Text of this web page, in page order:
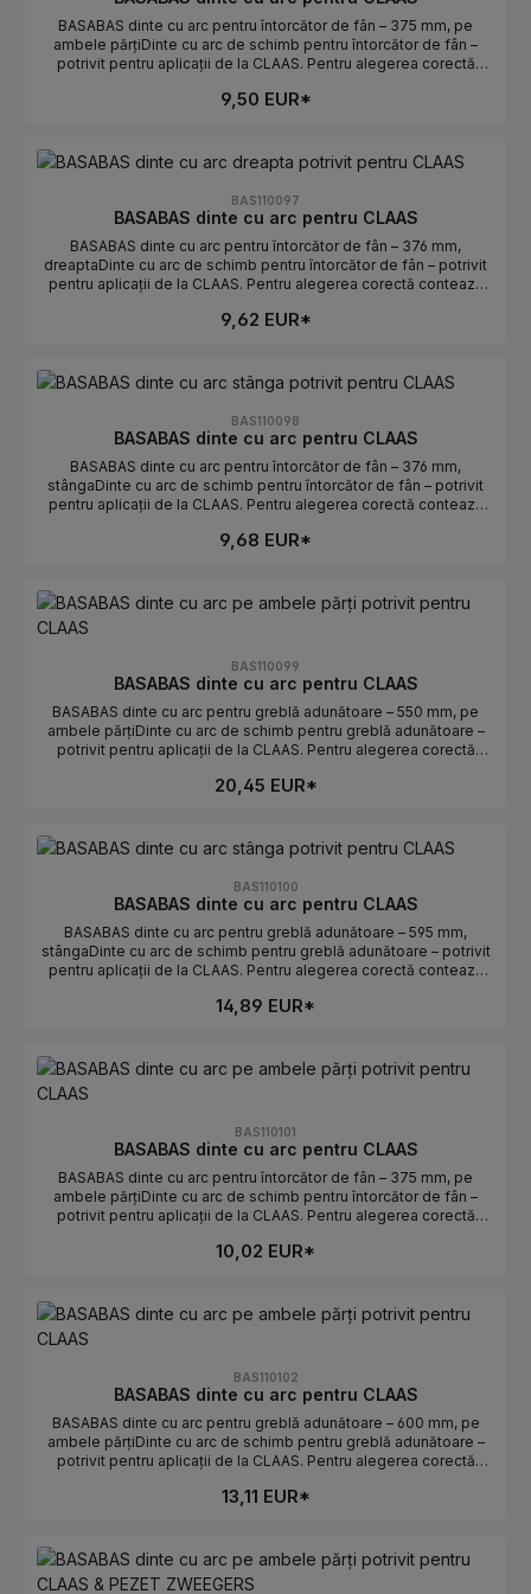
BASABAS dinte cu arc pentru întorcător de fân – 375 mm, pe
ambele părțiDinte cu arc de schimb pentru întorcător de fân –
potrivit pentru aplicații de la CLAAS. Pentru alegerea corectă
dinților uzați sau rupți.Date tehniceLungime: 375 mmOrientare: pe
curbura/orientarea trebuie să coincidă.Atenție stânga/dreapta: pe
ambele părți determină poziția de montaj.Numere OE: se găsesc
în fila Numere OE.
9,50 EUR*
BAS110097
BASABAS dinte cu arc pentru CLAAS
BASABAS dinte cu arc pentru întorcător de fân – 376 mm,
dreaptaDinte cu arc de schimb pentru întorcător de fân – potrivit
pentru aplicații de la CLAAS. Pentru alegerea corectă contează
uzați sau rupți.Date tehniceLungime: 376 mmOrientare:
trebuie să coincidă.Atenție stânga/dreapta: dreapta determină
poziția de montaj.Numere OE: se găsesc în fila Numere OE.
9,62 EUR*
BAS110098
BASABAS dinte cu arc pentru CLAAS
BASABAS dinte cu arc pentru întorcător de fân – 376 mm,
stângaDinte cu arc de schimb pentru întorcător de fân – potrivit
pentru aplicații de la CLAAS. Pentru alegerea corectă contează
uzați sau rupți.Date tehniceLungime: 376 mmOrientare:
trebuie să coincidă.Atenție stânga/dreapta: stânga determină
poziția de montaj.Numere OE: se găsesc în fila Numere OE.
9,68 EUR*
BAS110099
BASABAS dinte cu arc pentru CLAAS
BASABAS dinte cu arc pentru greblă adunătoare – 550 mm, pe
ambele părțiDinte cu arc de schimb pentru greblă adunătoare –
potrivit pentru aplicații de la CLAAS. Pentru alegerea corectă
dinților uzați sau rupți.Date tehniceLungime: 550 mmOrientare: pe
curbura/orientarea trebuie să coincidă.Atenție stânga/dreapta: pe
ambele părți determină poziția de montaj.Numere OE: se găsesc
în fila Numere OE.
20,45 EUR*
BAS110100
BASABAS dinte cu arc pentru CLAAS
BASABAS dinte cu arc pentru greblă adunătoare – 595 mm,
stângaDinte cu arc de schimb pentru greblă adunătoare – potrivit
pentru aplicații de la CLAAS. Pentru alegerea corectă contează
uzați sau rupți.Date tehniceLungime: 595 mmOrientare:
trebuie să coincidă.Atenție stânga/dreapta: stânga determină
poziția de montaj.Numere OE: se găsesc în fila Numere OE.
14,89 EUR*
BAS110101
BASABAS dinte cu arc pentru CLAAS
BASABAS dinte cu arc pentru întorcător de fân – 375 mm, pe
ambele părțiDinte cu arc de schimb pentru întorcător de fân –
potrivit pentru aplicații de la CLAAS. Pentru alegerea corectă
dinților uzați sau rupți.Date tehniceLungime: 375 mmOrientare: pe
curbura/orientarea trebuie să coincidă.Atenție stânga/dreapta: pe
ambele părți determină poziția de montaj.Numere OE: se găsesc
10,02 EUR*
BAS110102
BASABAS dinte cu arc pentru CLAAS
BASABAS dinte cu arc pentru greblă adunătoare – 600 mm, pe
ambele părțiDinte cu arc de schimb pentru greblă adunătoare –
potrivit pentru aplicații de la CLAAS. Pentru alegerea corectă
dinților uzați sau rupți.Date tehniceLungime: 600 mmOrientare: pe
curbura/orientarea trebuie să coincidă.Atenție stânga/dreapta: pe
ambele părți determină poziția de montaj.Numere OE: se găsesc
13,11 EUR*